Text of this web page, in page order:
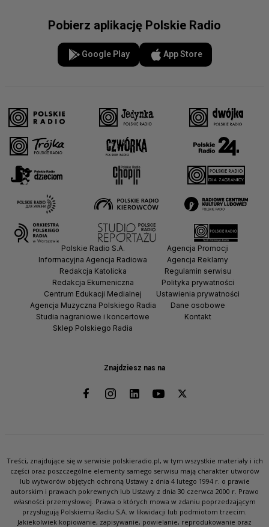
Pobierz aplikację Polskie Radio
Google Play App Store
Znajdziesz nas na
Polskie Radio S.A.
Informacyjna Agencja Radiowa
Redakcja Katolicka
Redakcja Ekumeniczna
Centrum Edukacji Medialnej
Agencja Muzyczna Polskiego Radia
Studia nagraniowe i koncertowe
Sklep Polskiego Radia
Agencja Promocji
Agencja Reklamy
Regulamin serwisu
Polityka prywatności
Ustawienia prywatności
Dane osobowe
Kontakt
Treści, znajdujące się w serwisie polskieradio.pl, w tym wszystkie materiały i ich
części oraz poszczególne elementy samego serwisu mają charakter utworów
lub wytworów objętych ochroną Ustawy z dnia 4 lutego 1994 r. o prawie
autorskim i prawach pokrewnych lub Ustawy z dnia 30 czerwca 2000 r. Prawo
własności przemysłowej. Prawa o których mowa w zdaniu poprzedzającym
przysługują Polskiemu Radiu S.A. w likwidacji lub podmiotom trzecim.
Jakiekolwiek kopiowanie, zapisywanie, powielanie, reprodukowanie oraz